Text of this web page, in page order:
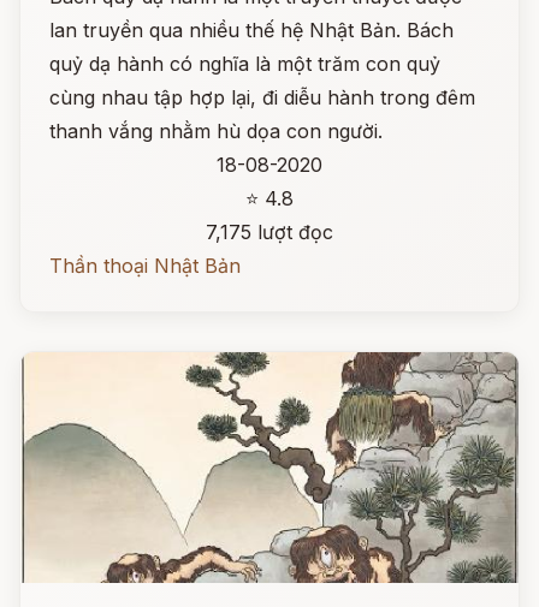
lan truyền qua nhiều thế hệ Nhật Bản. Bách
quỷ dạ hành có nghĩa là một trăm con quỷ
cùng nhau tập hợp lại, đi diễu hành trong đêm
thanh vắng nhằm hù dọa con người.
18-08-2020
⭐ 4.8
7,175 lượt đọc
Thần thoại Nhật Bản